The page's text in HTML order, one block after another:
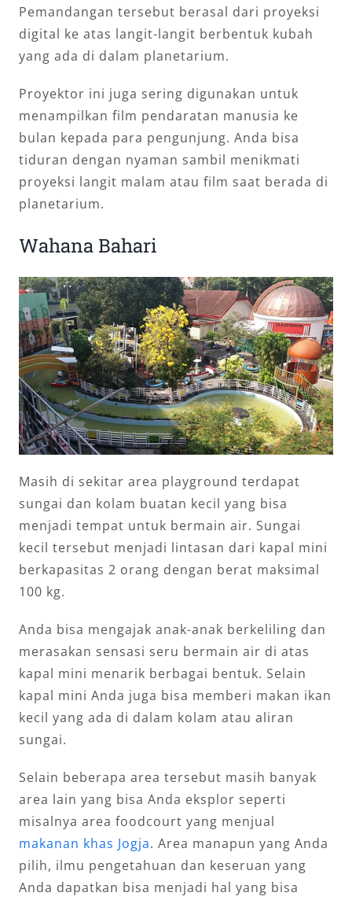
Pemandangan tersebut berasal dari proyeksi
digital ke atas langit-langit berbentuk kubah
yang ada di dalam planetarium.
Proyektor ini juga sering digunakan untuk
menampilkan film pendaratan manusia ke
bulan kepada para pengunjung. Anda bisa
tiduran dengan nyaman sambil menikmati
proyeksi langit malam atau film saat berada di
planetarium.
Wahana Bahari
Masih di sekitar area playground terdapat
sungai dan kolam buatan kecil yang bisa
menjadi tempat untuk bermain air. Sungai
kecil tersebut menjadi lintasan dari kapal mini
berkapasitas 2 orang dengan berat maksimal
100 kg.
Anda bisa mengajak anak-anak berkeliling dan
merasakan sensasi seru bermain air di atas
kapal mini menarik berbagai bentuk. Selain
kapal mini Anda juga bisa memberi makan ikan
kecil yang ada di dalam kolam atau aliran
sungai.
Selain beberapa area tersebut masih banyak
area lain yang bisa Anda eksplor seperti
misalnya area foodcourt yang menjual
makanan khas Jogja. Area manapun yang Anda
pilih, ilmu pengetahuan dan keseruan yang
Anda dapatkan bisa menjadi hal yang bisa